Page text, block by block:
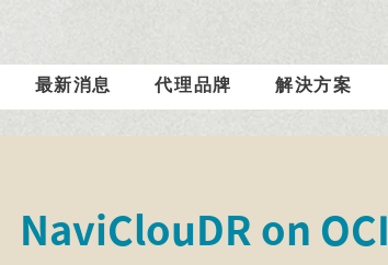
最新消息 代理品牌 解決方案
NaviClouDR on OCI